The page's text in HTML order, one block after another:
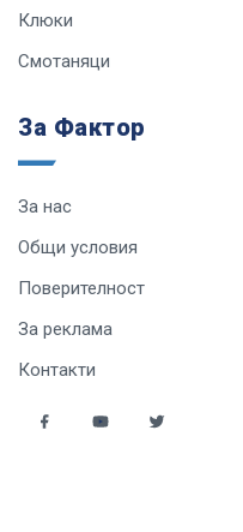
Клюки
Смотаняци
За Фактор
За нас
Общи условия
Поверителност
За реклама
Контакти